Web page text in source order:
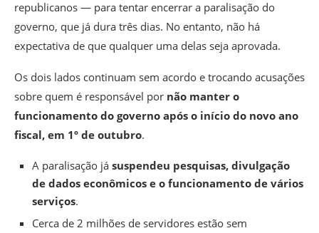
republicanos — para tentar encerrar a paralisação do
governo, que já dura três dias. No entanto, não há
expectativa de que qualquer uma delas seja aprovada.
Os dois lados continuam sem acordo e trocando acusações
sobre quem é responsável por não manter o
funcionamento do governo após o início do novo ano
fiscal, em 1º de outubro.
A paralisação já suspendeu pesquisas, divulgação
de dados econômicos e o funcionamento de vários
serviços.
Cerca de 2 milhões de servidores estão sem